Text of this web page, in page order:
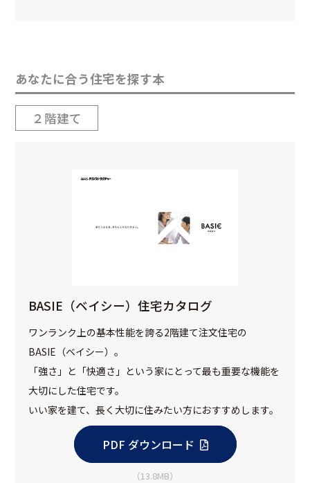
あなたに合う住宅を探す本
２階建て
BASIE（ベイシー）住宅カタログ
ワンランク上の基本性能を誇る2階建て注文住宅の
BASIE（ベイシー）。
「強さ」と「快適さ」という家にとって最も重要な機能を
大切にした住宅です。
いい家を建て、長く大切に住みたい方におすすめします。
PDF ダウンロード
（13.8MB）